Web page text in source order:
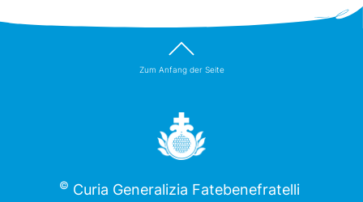
Zum Anfang der Seite
© Curia Generalizia Fatebenefratelli